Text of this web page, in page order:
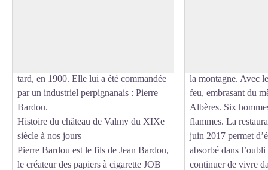
tard, en 1900. Elle lui a été commandée
par un industriel perpignanais : Pierre
Bardou.
Histoire du château de Valmy du XIXe
siècle à nos jours
Pierre Bardou est le fils de Jean Bardou,
le créateur des papiers à cigarette JOB
la montagne. Avec
feu, embrasant du
Albères. Six
flammes. La
juin 2017 permet
absorbé dans
continuer de vivre